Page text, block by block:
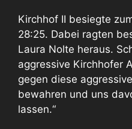
Kirchhof II besiegte
28:25. Dabei ragten
Laura Nolte heraus.
aggressive Kirchhofer
gegen diese
bewahren und uns
lassen.“